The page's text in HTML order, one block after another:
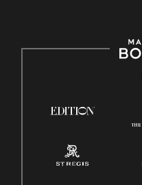
Derecho a trabajar
Conozca sus
Ley de licencia